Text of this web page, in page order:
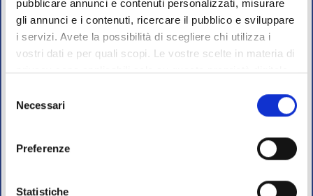
pubblicare annunci e contenuti personalizzati, misurare
gli annunci e i contenuti, ricercare il pubblico e sviluppare
i servizi. Avete la possibilità di scegliere chi utilizza i
vostri dati e per quali scopi. Le vostre scelte in materia di
privacy sono applicabili solo su questa proprietà digitale
modificare o revocare il proprio consenso in qualsiasi
momento dalla Dichiarazione sui cookie o facendo clic
raccogliere informazioni sulla tua posizione
delNecessari
Preferenze
Statistiche
CHIUSURA